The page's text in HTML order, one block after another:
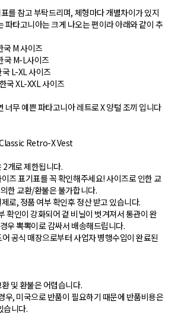
를 참고 부탁드리며, 체형마다 개별차이가 있지
파타고니아는 크게 나오는 편이라 아래와 같이 추
국 M 사이즈
국 M-L사이즈
L-XL 사이즈
국 XL-XXL 사이즈
너무 예쁜 파타고니아 레트로 X 양털 조끼 입니다
Retro-X Vest
2개로 제한됩니다.
즈 표기표를 꼭 확인해주세요! 사이즈로 인한 교
한 교환/환불은 불가합니다.
로, 정품 여부 확인후 정산 받고 있습니다.
확인이 강화되어 겉 비닐이 벗겨져서 통관이 완
우 뽁뽁이로 감싸서 배송해드립니다.
공식 매장으로부터 사업자 병행수입이 완료된
및 환불은 어렵습니다.
우, 미국으로 반품이 필요하기 때문에 반품비용은
습니다.